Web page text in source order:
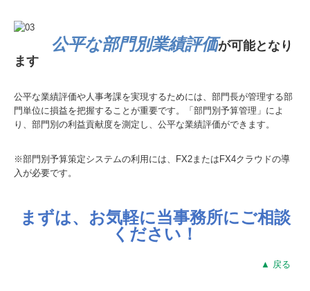
公平な部門別業績評価が可能となり
ます
公平な業績評価や人事考課を実現するためには、部門長が管理する部
門単位に損益を把握することが重要です。「部門別予算管理」によ
り、部門別の利益貢献度を測定し、公平な業績評価ができます。
※部門別予算策定システムの利用には、FX2またはFX4クラウドの導
入が必要です。
まずは、お気軽に当事務所にご相談
ください！
▲ 戻る